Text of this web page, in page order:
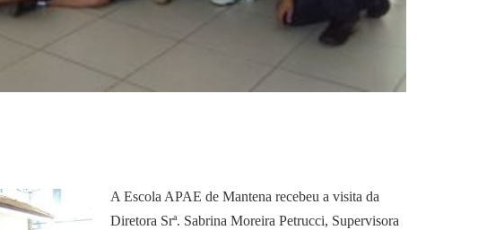
A Escola APAE de Mantena recebeu a visita da
Diretora Srª. Sabrina Moreira Petrucci, Supervisora